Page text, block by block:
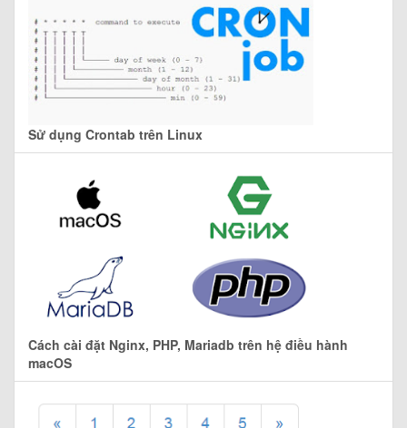
Sử dụng Crontab trên Linux
Cách cài đặt Nginx, PHP, Mariadb trên hệ điều hành
macOS